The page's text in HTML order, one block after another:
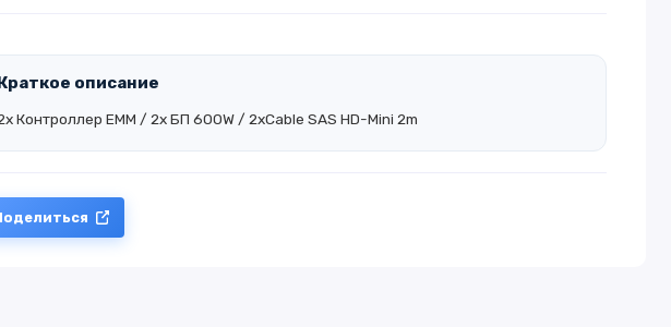
Краткое описание
Контроллер EMM / 2x БП 600W / 2xCable SAS HD-Mini 2m